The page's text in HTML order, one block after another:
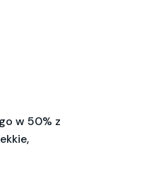
w 50% z